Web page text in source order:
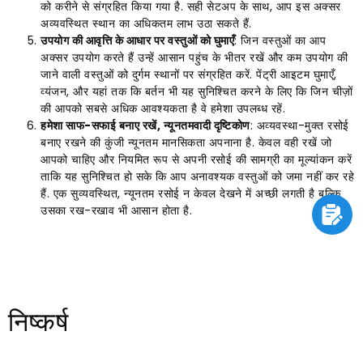
को करीने से संग्रहित किया गया है. सही सेटअप के साथ, आप इस अक्सर
अव्यवस्थित स्थान का अधिकतम लाभ उठा सकते हैं.
उपयोग की आवृत्ति के आधार पर वस्तुओं को घुमाएँ: जिन वस्तुओं का आप
अक्सर उपयोग करते हैं उन्हें आसान पहुंच के भीतर रखें और कम उपयोग की
जाने वाली वस्तुओं को दुर्गम स्थानों पर संग्रहित करें. पेंट्री आइटम घुमाएँ,
व्यंजन, और यहां तक ​​कि बर्तन भी यह सुनिश्चित करने के लिए कि जिन चीज़ों
की आपको सबसे अधिक आवश्यकता है वे हमेशा उपलब्ध रहें.
हमेशा साफ-सफाई बनाए रखें, न्यूनतमवादी दृष्टिकोण: अव्यवस्था-मुक्त रसोई
बनाए रखने की कुंजी न्यूनतम मानसिकता अपनाना है. केवल वही रखें जो
आपको चाहिए और नियमित रूप से अपनी रसोई की सामग्री का मूल्यांकन करें
ताकि यह सुनिश्चित हो सके कि आप अनावश्यक वस्तुओं को जमा नहीं कर रहे
हैं. एक सुव्यवस्थित, न्यूनतम रसोई न केवल देखने में अच्छी लगती है बल्कि
उसका रख-रखाव भी आसान होता है.
निष्कर्ष